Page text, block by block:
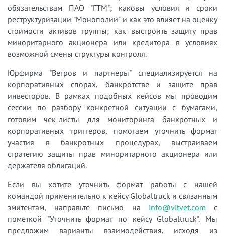
обязательствам ПАО "ГТМ"; каковы условия и сроки
реструктуризации "Монополии" и как это влияет на оценку
стоимости активов группы; как выстроить защиту прав
миноритарного акционера или кредитора в условиях
возможной смены структуры контроля.
Юрфирма "Ветров и партнеры" специализируется на
корпоративных спорах, банкротстве и защите прав
инвесторов. В рамках подобных кейсов мы проводим
сессии по разбору конкретной ситуации с бумагами,
готовим чек-листы для мониторинга банкротных и
корпоративных триггеров, помогаем уточнить формат
участия в банкротных процедурах, выстраиваем
стратегию защиты прав миноритарного акционера или
держателя облигаций.
Если вы хотите уточнить формат работы с нашей
командой применительно к кейсу Globaltruck и связанным
эмитентам, направьте письмо на info@vitvet.com с
пометкой "Уточнить формат по кейсу Globaltruck". Мы
предложим варианты взаимодействия, исходя из